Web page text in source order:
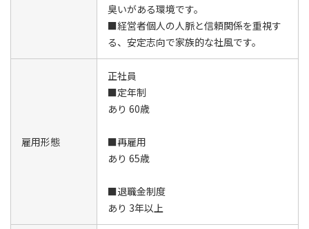
臭いがある環境です。
■経営者個人の人脈と信頼関係を重視す
る、安定志向で家族的な社風です。
雇用形態
正社員
■定年制
あり 60歳
■再雇用
あり 65歳
■退職金制度
あり 3年以上